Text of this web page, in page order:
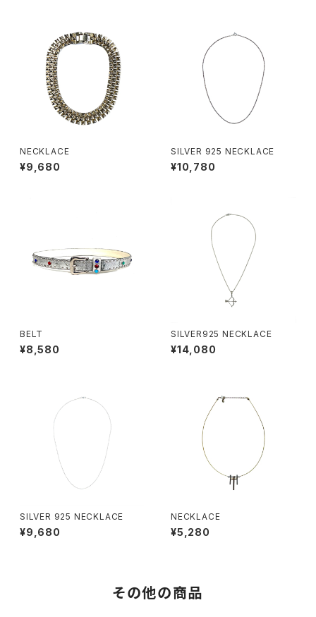
NECKLACE
¥9,680
SILVER 925 NECKLACE
¥10,780
BELT
¥8,580
SILVER925 NECKLACE
¥14,080
SILVER 925 NECKLACE
¥9,680
NECKLACE
¥5,280
その他の商品